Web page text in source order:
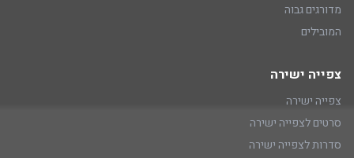
מדורגים גבוה
המובילים
צפייה ישירה
צפייה ישירה
סרטים לצפייה ישירה
סדרות לצפייה ישירה